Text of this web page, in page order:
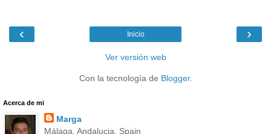
‹ ›
Inicio
Ver versión web
Con la tecnología de Blogger.
Acerca de mi
Marga
Málaga, Andalucia, Spain